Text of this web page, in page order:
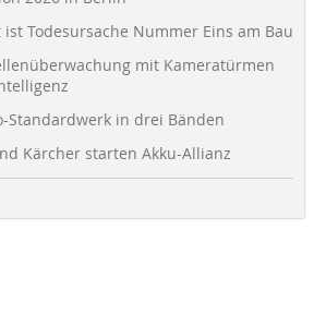
ist Todesursache Nummer Eins am Bau
mit Kameratürmen
Standardwerk in drei Bänden
Kärcher starten Akku-Allianz